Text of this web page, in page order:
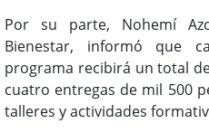
Por su parte, Nohemí
Bienestar, informó que
programa recibirá un total
cuatro entregas de mil 500
talleres y actividades